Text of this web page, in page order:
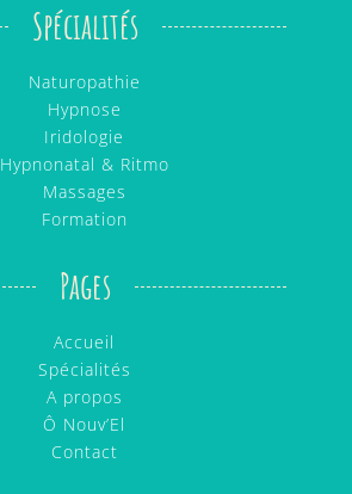
Spécialités
Naturopathie
Hypnose
Iridologie
Hypnonatal & Ritmo
Massages
Formation
Pages
Accueil
Spécialités
A propos
Ô Nouv’El
Contact